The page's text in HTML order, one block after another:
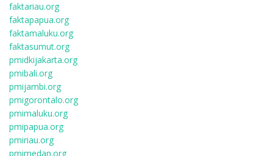
faktariau.org
faktapapua.org
faktamaluku.org
faktasumut.org
pmidkijakarta.org
pmibali.org
pmijambi.org
pmigorontalo.org
pmimaluku.org
pmipapua.org
pmiriau.org
pmimedan.org